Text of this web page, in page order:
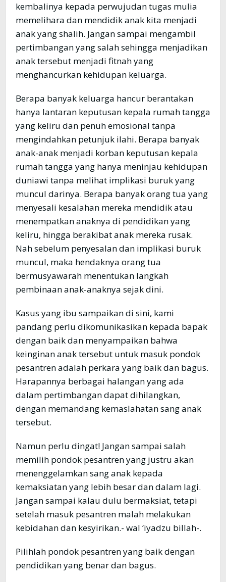
kembalinya kepada perwujudan tugas mulia
memelihara dan mendidik anak kita menjadi
anak yang shalih. Jangan sampai mengambil
pertimbangan yang salah sehingga menjadikan
anak tersebut menjadi fitnah yang
menghancurkan kehidupan keluarga.
Berapa banyak keluarga hancur berantakan
hanya lantaran keputusan kepala rumah tangga
yang keliru dan penuh emosional tanpa
mengindahkan petunjuk ilahi. Berapa banyak
anak-anak menjadi korban keputusan kepala
rumah tangga yang hanya meninjau kehidupan
duniawi tanpa melihat implikasi buruk yang
muncul darinya. Berapa banyak orang tua yang
menyesali kesalahan mereka mendidik atau
menempatkan anaknya di pendidikan yang
keliru, hingga berakibat anak mereka rusak.
Nah sebelum penyesalan dan implikasi buruk
muncul, maka hendaknya orang tua
bermusyawarah menentukan langkah
pembinaan anak-anaknya sejak dini.
Kasus yang ibu sampaikan di sini, kami
pandang perlu dikomunikasikan kepada bapak
dengan baik dan menyampaikan bahwa
keinginan anak tersebut untuk masuk pondok
pesantren adalah perkara yang baik dan bagus.
Harapannya berbagai halangan yang ada
dalam pertimbangan dapat dihilangkan,
dengan memandang kemaslahatan sang anak
tersebut.
Namun perlu dingat! Jangan sampai salah
memilih pondok pesantren yang justru akan
menenggelamkan sang anak kepada
kemaksiatan yang lebih besar dan dalam lagi.
Jangan sampai kalau dulu bermaksiat, tetapi
setelah masuk pesantren malah melakukan
kebidahan dan kesyirikan.- wal ‘iyadzu billah-.
Pilihlah pondok pesantren yang baik dengan
pendidikan yang benar dan bagus.